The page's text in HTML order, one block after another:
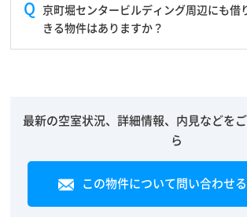
京町堀センタービルディング周辺にも借
きる物件はありますか？
最新の空室状況、詳細情報、内見などを
ら
この物件について問い合わせる